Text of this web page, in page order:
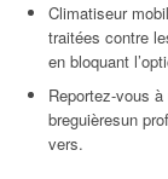
Climatiseur
traitées contre
en bloquant
Reportez-vous
breguièresun
vers.